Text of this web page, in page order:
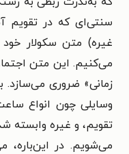
سنتی‌ای که در تقویم
غیره) متن سکولار
می‌کنیم. این متن
زمانی» ضروری
وسایلی چون انواع
تقویم، و غیره وابسته
می‌شویم. در این‌باره،